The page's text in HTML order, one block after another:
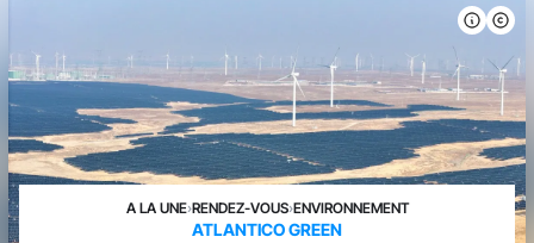
A LA UNE›RENDEZ-VOUS›ENVIRONNEMENT
ATLANTICO GREEN